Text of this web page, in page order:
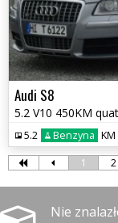
Audi S8
5.2 Benzyna
1 2
Nie